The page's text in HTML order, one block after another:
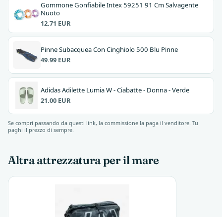
Gommone Gonfiabile Intex 59251 91 Cm Salvagente
Nuoto
12.71 EUR
Pinne Subacquea Con Cinghiolo 500 Blu Pinne
49.99 EUR
Adidas Adilette Lumia W - Ciabatte - Donna - Verde
21.00 EUR
Se compri passando da questi link, la commissione la paga il venditore. Tu
paghi il prezzo di sempre.
Altra attrezzatura per il mare